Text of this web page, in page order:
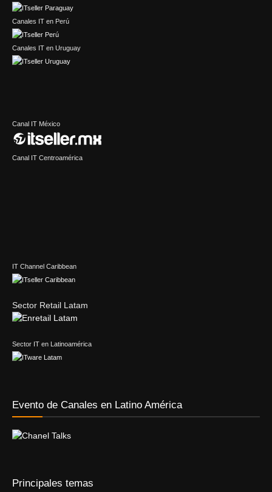
Canales IT en Perú
Canales IT en Uruguay
Canal IT México
Canal IT Centroamérica
IT Channel Caribbean
Sector Retail Latam
Sector IT en Latinoamérica
Evento de Canales en Latino América
Principales temas